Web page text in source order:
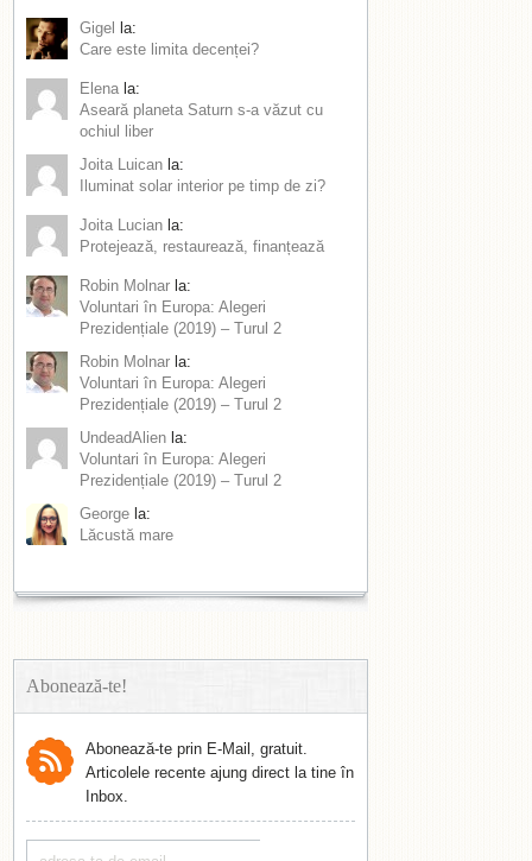
Gigel
la:
Care este limita decenței?
Elena la:
Aseară planeta Saturn s-a văzut cu
ochiul liber
Joita Luican la:
Iluminat solar interior pe timp de zi?
Joita Lucian la:
Protejează, restaurează, finanțează
Robin Molnar la:
Voluntari în Europa: Alegeri
Prezidențiale (2019) – Turul 2
Robin Molnar la:
Voluntari în Europa: Alegeri
Prezidențiale (2019) – Turul 2
UndeadAlien la:
Voluntari în Europa: Alegeri
Prezidențiale (2019) – Turul 2
George la:
Lăcustă mare
Abonează-te!
Abonează-te prin E-Mail, gratuit.
Articolele recente ajung direct la tine în
Inbox.